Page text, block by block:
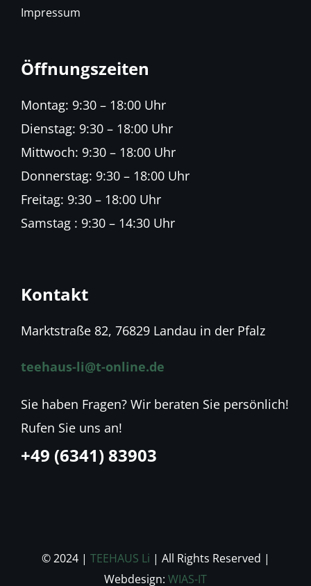
Impressum
Öffnungszeiten
Montag: 9:30 – 18:00 Uhr
Dienstag: 9:30 – 18:00 Uhr
Mittwoch: 9:30 – 18:00 Uhr
Donnerstag: 9:30 – 18:00 Uhr
Freitag: 9:30 – 18:00 Uhr
Samstag : 9:30 – 14:30 Uhr
Kontakt
Marktstraße 82, 76829 Landau in der Pfalz
teehaus-li@t-online.de
Sie haben Fragen? Wir beraten Sie persönlich!
Rufen Sie uns an!
+49 (6341) 83903
© 2024 | TEEHAUS Li | All Rights Reserved |
Webdesign: WIAS-IT